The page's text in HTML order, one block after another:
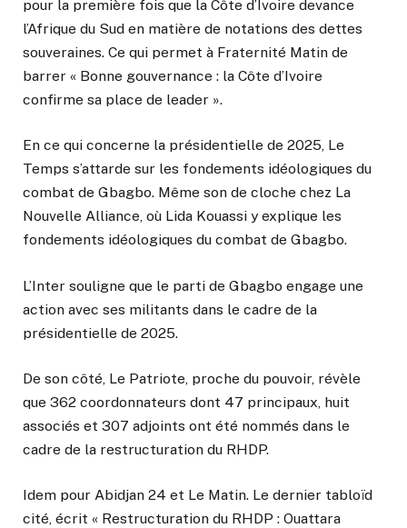
pour la première fois que la Côte d’Ivoire devance
l’Afrique du Sud en matière de notations des dettes
souveraines. Ce qui permet à Fraternité Matin de
barrer « Bonne gouvernance : la Côte d’Ivoire
confirme sa place de leader ».
En ce qui concerne la présidentielle de 2025, Le
Temps s’attarde sur les fondements idéologiques du
combat de Gbagbo. Même son de cloche chez La
Nouvelle Alliance, où Lida Kouassi y explique les
fondements idéologiques du combat de Gbagbo.
L’Inter souligne que le parti de Gbagbo engage une
action avec ses militants dans le cadre de la
présidentielle de 2025.
De son côté, Le Patriote, proche du pouvoir, révèle
que 362 coordonnateurs dont 47 principaux, huit
associés et 307 adjoints ont été nommés dans le
cadre de la restructuration du RHDP.
Idem pour Abidjan 24 et Le Matin. Le dernier tabloïd
cité, écrit « Restructuration du RHDP : Ouattara